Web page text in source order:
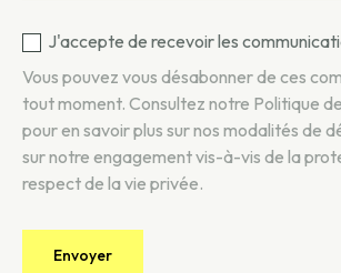
J'accepte de recevoir les
Vous pouvez vous désabonner de ces
tout moment. Consultez notre Politique
pour en savoir plus sur nos modalités de
sur notre engagement vis-à-vis de la
respect de la vie privée.